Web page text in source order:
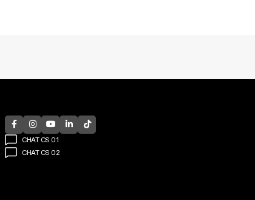
CHAT CS 01
CHAT CS 02